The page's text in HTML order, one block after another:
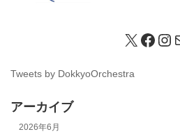
X
Tweets by DokkyoOrchestra
アーカイブ
2026年6月